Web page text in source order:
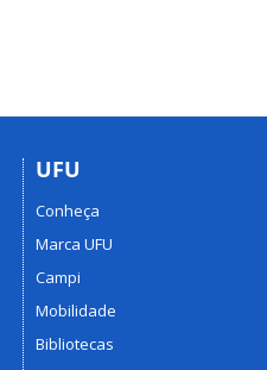
UFU
Conheça
Marca UFU
Campi
Mobilidade
Bibliotecas